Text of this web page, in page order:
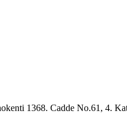
1368. Cadde No.61, 4.